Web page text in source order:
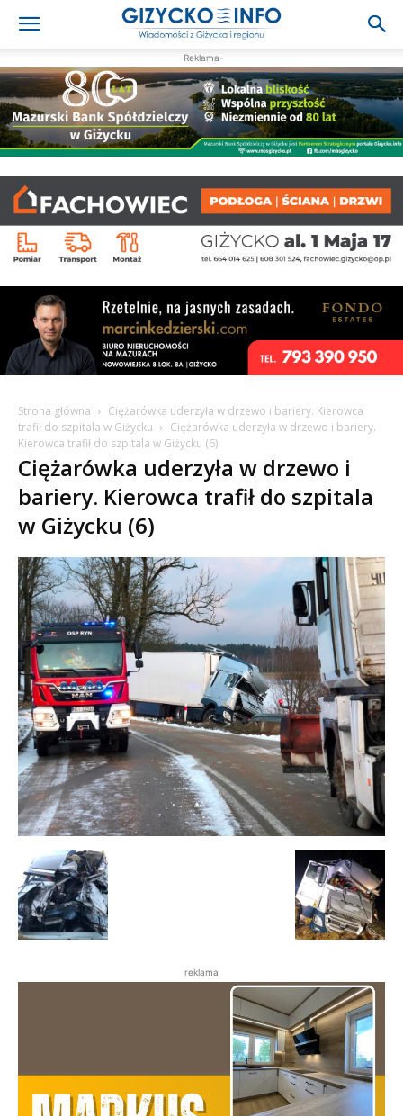
-Reklama-
Strona główna
Ciężarówka uderzyła w drzewo i bariery. Kierowca
trafił do szpitala w Giżycku
Ciężarówka uderzyła w drzewo i bariery.
Kierowca trafił do szpitala w Giżycku (6)
Ciężarówka uderzyła w drzewo i
bariery. Kierowca trafił do szpitala
w Giżycku (6)
reklama